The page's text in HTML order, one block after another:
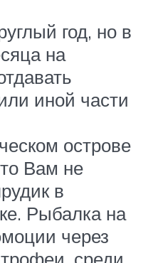
год, но в
на
иной части
острове
Вам не
в
Рыбалка на
через